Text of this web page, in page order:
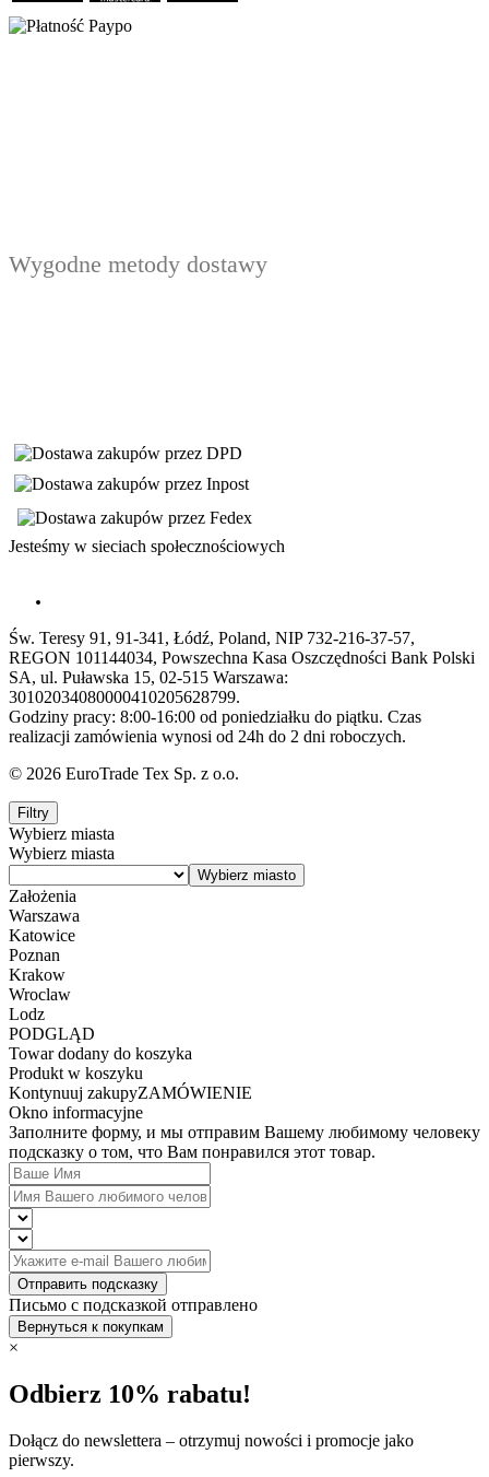
Wygodne metody dostawy
Jesteśmy w sieciach społecznościowych
Św. Teresy 91, 91-341, Łódź, Poland, NIP 732-216-37-57,
REGON 101144034, Powszechna Kasa Oszczędności Bank Polski
SA, ul. Puławska 15, 02-515 Warszawa:
30102034080000410205628799.
Godziny pracy: 8:00-16:00 od poniedziałku do piątku. Czas
realizacji zamówienia wynosi od 24h do 2 dni roboczych.
© 2026 EuroTrade Tex Sp. z o.o.
Filtry
Wybierz miasta
Wybierz miasta
Założenia
Warszawa
Katowice
Poznan
Krakow
Wroclaw
Lodz
PODGLĄD
Towar dodany do koszyka
Produkt w koszyku
Kontynuuj zakupyZAMÓWIENIE
Okno informacyjne
Заполните форму, и мы отправим Вашему любимому человеку
подсказку о том, что Вам понравился этот товар.
Отправить подсказку
Письмо с подсказкой отправлено
Вернуться к покупкам
×
Odbierz 10% rabatu!
Dołącz do newslettera – otrzymuj nowości i promocje jako
pierwszy.